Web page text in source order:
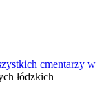
cmentarzy w
łódzkich